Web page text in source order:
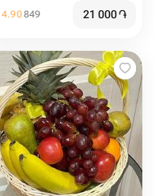
4.90849 21 000֏